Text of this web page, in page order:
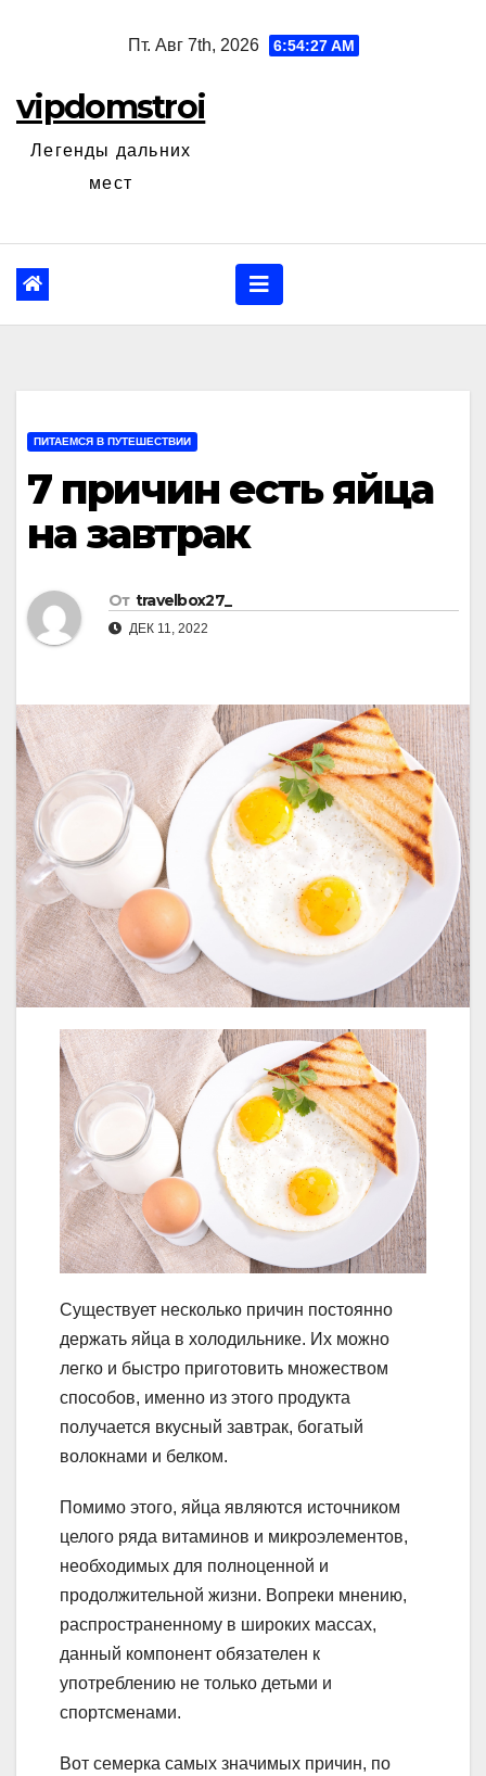
Пт. Авг 7th, 2026 6:54:28 AM
vipdomstroi
Легенды дальних
мест
ПИТАЕМСЯ В ПУТЕШЕСТВИИ
7 причин есть яйца
на завтрак
От travelbox27_
ДЕК 11, 2022
Существует несколько причин постоянно
держать яйца в холодильнике. Их можно
легко и быстро приготовить множеством
способов, именно из этого продукта
получается вкусный завтрак, богатый
волокнами и белком.
Помимо этого, яйца являются источником
целого ряда витаминов и микроэлементов,
необходимых для полноценной и
продолжительной жизни. Вопреки мнению,
распространенному в широких массах,
данный компонент обязателен к
употреблению не только детьми и
спортсменами.
Вот семерка самых значимых причин, по